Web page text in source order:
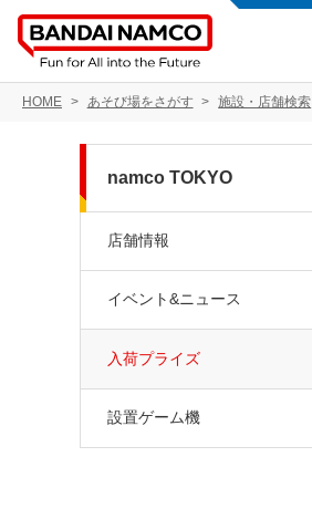
HOME あそび場をさがす 施設・店舗検索
namco TOKYO
店舗情報
イベント&ニュース
入荷プライズ
設置ゲーム機